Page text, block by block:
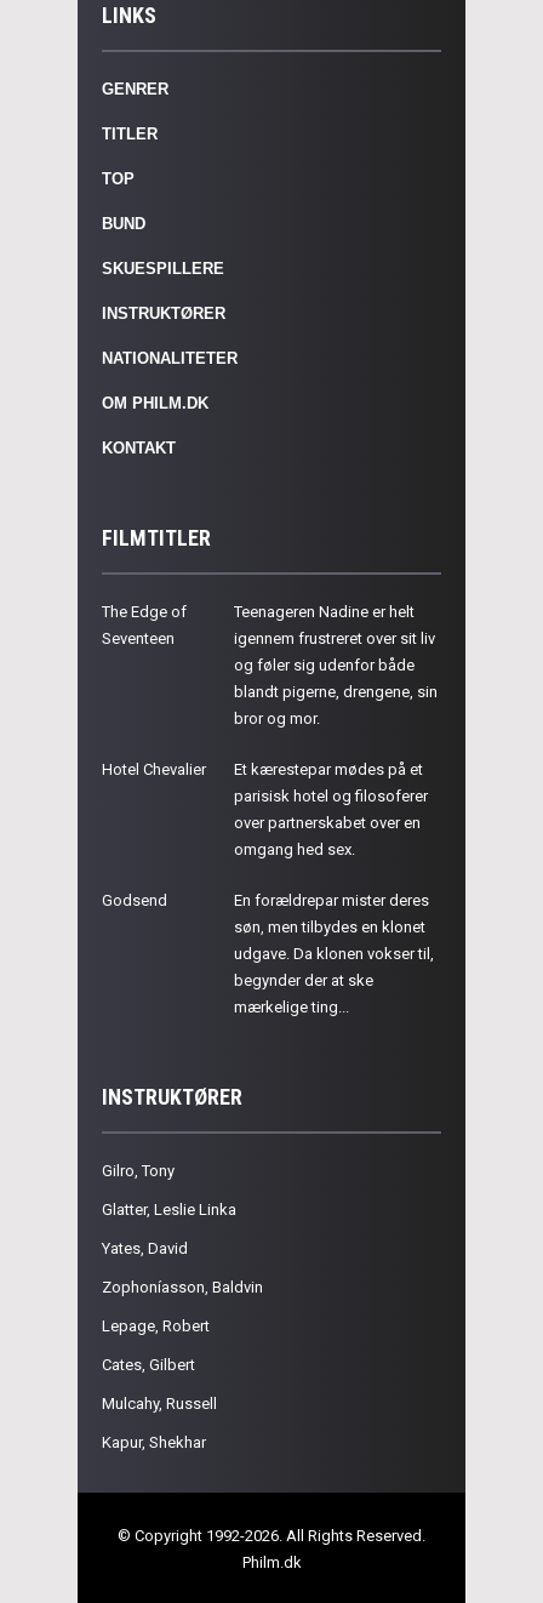
LINKS
GENRER
TITLER
TOP
BUND
SKUESPILLERE
INSTRUKTØRER
NATIONALITETER
OM PHILM.DK
KONTAKT
FILMTITLER
The Edge of
Seventeen
Teenageren Nadine er helt
igennem frustreret over sit liv
og føler sig udenfor både
blandt pigerne, drengene, sin
bror og mor.
Hotel Chevalier
Et kærestepar mødes på et
parisisk hotel og filosoferer
over partnerskabet over en
omgang hed sex.
Godsend
En forældrepar mister deres
søn, men tilbydes en klonet
udgave. Da klonen vokser til,
begynder der at ske
mærkelige ting...
INSTRUKTØRER
Gilro, Tony
Glatter, Leslie Linka
Yates, David
Zophoníasson, Baldvin
Lepage, Robert
Cates, Gilbert
Mulcahy, Russell
Kapur, Shekhar
© Copyright 1992-2026. All Rights Reserved.
Philm.dk